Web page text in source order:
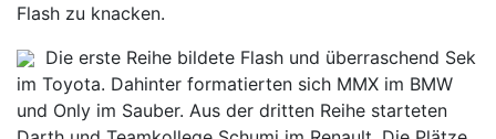
Flash zu knacken.
Die erste Reihe bildete Flash und überraschend Sek
im Toyota. Dahinter formatierten sich MMX im BMW
und Only im Sauber. Aus der dritten Reihe starteten